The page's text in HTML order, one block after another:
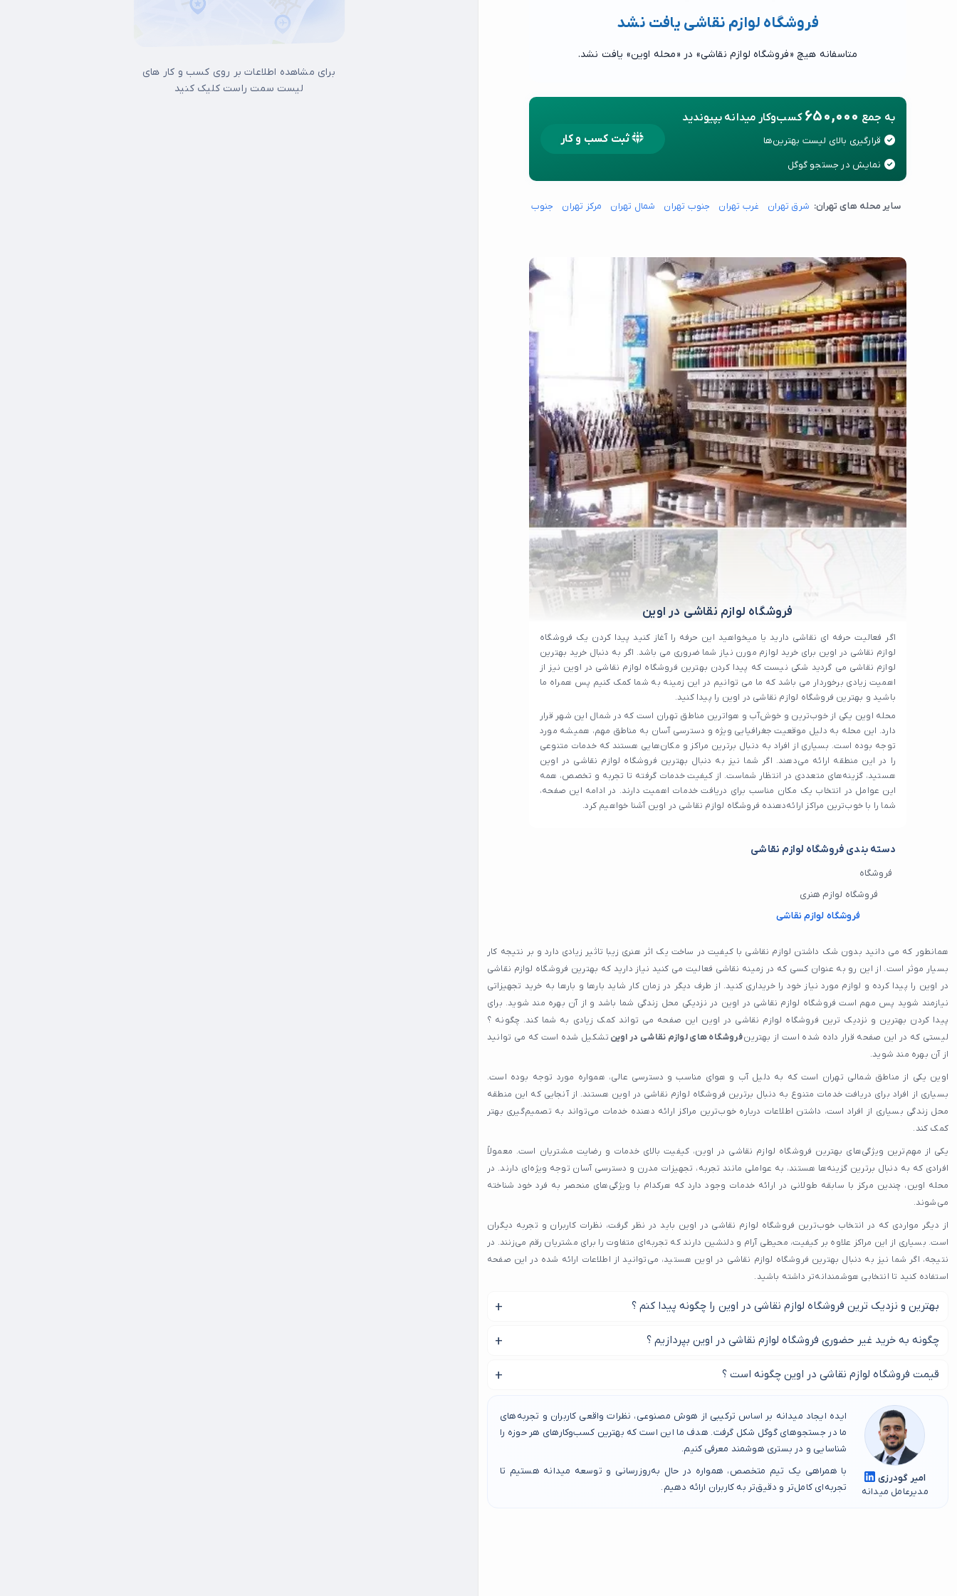
فروشگاه لوازم نقاشی یافت نشد
متاسفانه هیچ «فروشگاه لوازم نقاشی» در «محله اوین» یافت نشد.
به جمع 650,000 کسب‌وکار میدانه بپیوندید
قرارگیری بالای لیست بهترین‌ها
نمایش در جستجو گوگل
ثبت کسب و کار
سایر محله های تهران: شرق تهران غرب تهران جنوب تهران شمال تهران مرکز تهران جنوب شرق تهران
فروشگاه لوازم نقاشی در اوین
اگر فعالیت حرفه ای نقاشی دارید یا میخواهید این حرفه را آغاز کنید پیدا کردن یک فروشگاه
لوازم نقاشی در اوین برای خرید لوازم مورن نیاز شما ضروری می باشد. اگر به دنبال خرید بهترین
لوازم نقاشی می گردید شکی نیست که پیدا کردن بهترین فروشگاه لوازم نقاشی در اوین نیز از
اهمیت زیادی برخوردار می باشد که ما می توانیم در این زمینه به شما کمک کنیم پس همراه ما
باشید و بهترین فروشگاه لوازم نقاشی در اوین را پیدا کنید.
محله اوین یکی از خوب‌ترین و خوش‌آب و هواترین مناطق تهران است که در شمال این شهر قرار
دارد. این محله به دلیل موقعیت جغرافیایی ویژه و دسترسی آسان به مناطق مهم، همیشه مورد
توجه بوده است. بسیاری از افراد به دنبال برترین مراکز و مکان‌هایی هستند که خدمات متنوعی
را در این منطقه ارائه می‌دهند. اگر شما نیز به دنبال بهترین فروشگاه لوازم نقاشی در اوین
هستید، گزینه‌های متعددی در انتظار شماست. از کیفیت خدمات گرفته تا تجربه و تخصص، همه
این عوامل در انتخاب یک مکان مناسب برای دریافت خدمات اهمیت دارند. در ادامه این صفحه،
شما را با خوب‌ترین مراکز ارائه‌دهنده فروشگاه لوازم نقاشی در اوین آشنا خواهیم کرد.
دسته بندی فروشگاه لوازم نقاشی
فروشگاه
فروشگاه لوازم هنری
فروشگاه لوازم نقاشی
همانطور که می دانید بدون شک داشتن لوازم نقاشی با کیفیت در ساخت یک اثر هنری زیبا تاثیر زیادی دارد و بر نتیجه کار
بسیار موثر است. از این رو به عنوان کسی که در زمینه نقاشی فعالیت می کنید نیاز دارید که بهترین فروشگاه لوازم نقاشی
در اوین را پیدا کرده و لوازم مورد نیاز خود را خریداری کنید. از طرف دیگر در زمان کار شاید بارها و بارها به خرید تجهیزاتی
نیازمند شوید پس مهم است فروشگاه لوازم نقاشی در اوین در نزدیکی محل زندگی شما باشد و از آن بهره مند شوید. برای
پیدا کردن بهترین و نزدیک ترین فروشگاه لوازم نقاشی در اوین این صفحه می تواند کمک زیادی به شما کند. چگونه ؟
لیستی که در این صفحه قرار داده شده است از بهترینفروشگاه های لوازم نقاشی در اوین تشکیل شده است که می توانید
از آن بهره مند شوید.
اوین یکی از مناطق شمالی تهران است که به دلیل آب و هوای مناسب و دسترسی عالی، همواره مورد توجه بوده است.
بسیاری از افراد برای دریافت خدمات متنوع به دنبال برترین فروشگاه لوازم نقاشی در اوین هستند. از آنجایی که این منطقه
محل زندگی بسیاری از افراد است، داشتن اطلاعات درباره خوب‌ترین مراکز ارائه دهنده خدمات می‌تواند به تصمیم‌گیری بهتر
کمک کند.
یکی از مهم‌ترین ویژگی‌های بهترین فروشگاه لوازم نقاشی در اوین، کیفیت بالای خدمات و رضایت مشتریان است. معمولاً
افرادی که به دنبال برترین گزینه‌ها هستند، به عواملی مانند تجربه، تجهیزات مدرن و دسترسی آسان توجه ویژه‌ای دارند. در
محله اوین، چندین مرکز با سابقه طولانی در ارائه خدمات وجود دارد که هرکدام با ویژگی‌های منحصر به فرد خود شناخته
می‌شوند.
از دیگر مواردی که در انتخاب خوب‌ترین فروشگاه لوازم نقاشی در اوین باید در نظر گرفت، نظرات کاربران و تجربه دیگران
است. بسیاری از این مراکز علاوه بر کیفیت، محیطی آرام و دلنشین دارند که تجربه‌ای متفاوت را برای مشتریان رقم می‌زنند. در
نتیجه، اگر شما نیز به دنبال بهترین فروشگاه لوازم نقاشی در اوین هستید، می‌توانید از اطلاعات ارائه شده در این صفحه
استفاده کنید تا انتخابی هوشمندانه‌تر داشته باشید.
بهترین و نزدیک ترین فروشگاه لوازم نقاشی در اوین را چگونه پیدا کنم ؟
در این صفحه نزدیک ترین فروشگاه لوازم نقاشی در اوین را پیدا کنید.
چگونه به خرید غیر حضوری فروشگاه لوازم نقاشی در اوین بپردازیم ؟
این امکان برای شما میسر شده است تا از طریق فروشگاه های این صفحه به خرید فروشگاه لوازم نقاشی
در اوین به صورت غیر حضوری بپردازید.
قیمت فروشگاه لوازم نقاشی در اوین چگونه است ؟
این لوازم مورد نظر شماست که این قیمت ها را تعیین می کند.
امیر گودرزی
مدیرعامل میدانه
ایده ایجاد میدانه بر اساس ترکیبی از هوش مصنوعی، نظرات واقعی کاربران و تجربه‌های
ما در جستجوهای گوگل شکل گرفت. هدف ما این است که بهترین کسب‌وکارهای هر حوزه را
شناسایی و در بستری هوشمند معرفی کنیم.
با همراهی یک تیم متخصص، همواره در حال به‌روزرسانی و توسعه میدانه هستیم تا
تجربه‌ای کامل‌تر و دقیق‌تر به کاربران ارائه دهیم.
برای مشاهده اطلاعات بر روی کسب و کار های
لیست سمت راست کلیک کنید